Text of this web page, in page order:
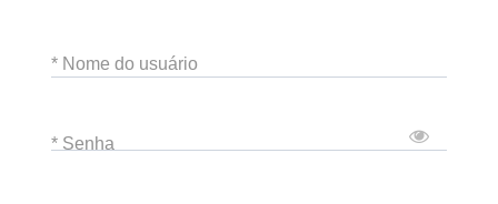
* Nome do usuário
* Senha